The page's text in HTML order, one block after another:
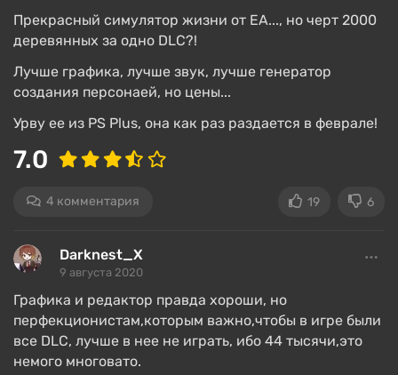
Выдуманный мир населен симами —
компьютерными человечками, обладающими
достигается многокомпонентной ролевой
В игре 6 основных групп навыков: точные науки,
хобби, общение, творчество, кулинария, спорт, а
каждое умение в группе имеет 10 ступеней
развития. Ряд навыков можно задать при
создании персонажа, другие открыть в игре.
Навыки улучшаются при их использовании, т.е.
Прекрасный симулятор жизни от EA..., но черт 2000
деревянных за одно DLC?!
Лучше графика, лучше звук, лучше генератор
создания персонаей, но цены...
Урву ее из PS Plus, она как раз раздается в феврале!
7.0
4 комментария 19 6
Darknest_X
9 августа 2020
Графика и редактор правда хороши, но
перфекционистам,которым важно,чтобы в игре были
все DLC, лучше в нее не играть, ибо 44 тысячи,это
немого многовато.